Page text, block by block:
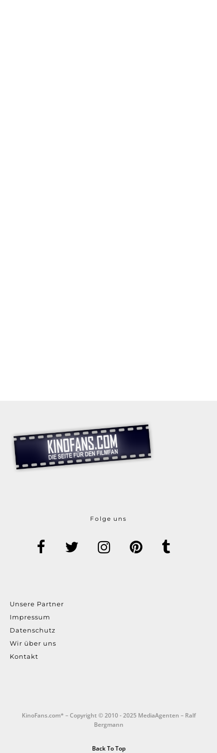
Folge uns
Unsere Partner
Impressum
Datenschutz
Wir über uns
Kontakt
KinoFans.com* – Copyright © 2010 - 2025 MediaAgenten – Ralf
Bergmann
Back To Top